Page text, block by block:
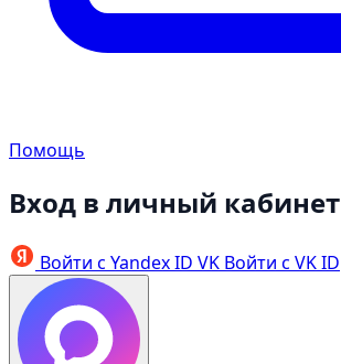
Помощь
Вход в личный кабинет
Войти с Yandex ID VK Войти с VK ID